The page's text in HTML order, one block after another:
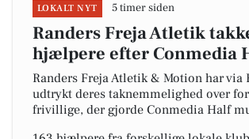
LOKALT NYT 5 timer siden
Randers Freja Atletik
hjælpere efter Conmedia
Randers Freja Atletik & Motion har via
udtrykt deres taknemmelighed over
frivillige, der gjorde Conmedia Half